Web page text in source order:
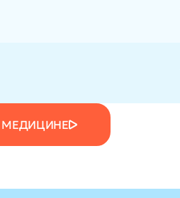
МЕДИЦИНЕ